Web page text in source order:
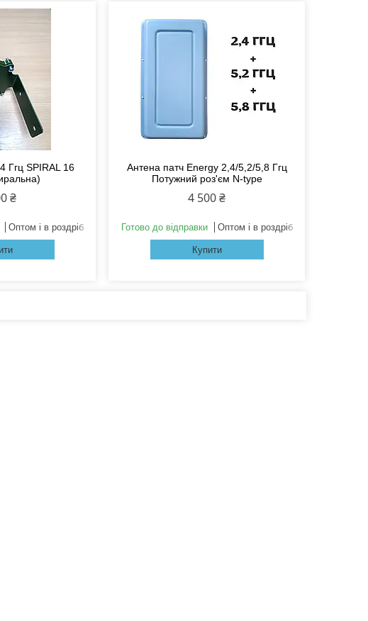
Ггц SPIRAL 16
₴
Оптом і в роздріб
Антена патч Energy 2,4/5,2/5,8 Ггц
Потужний роз'єм N-type
4 500 ₴
Готово до відправки Оптом і в роздріб
Купити